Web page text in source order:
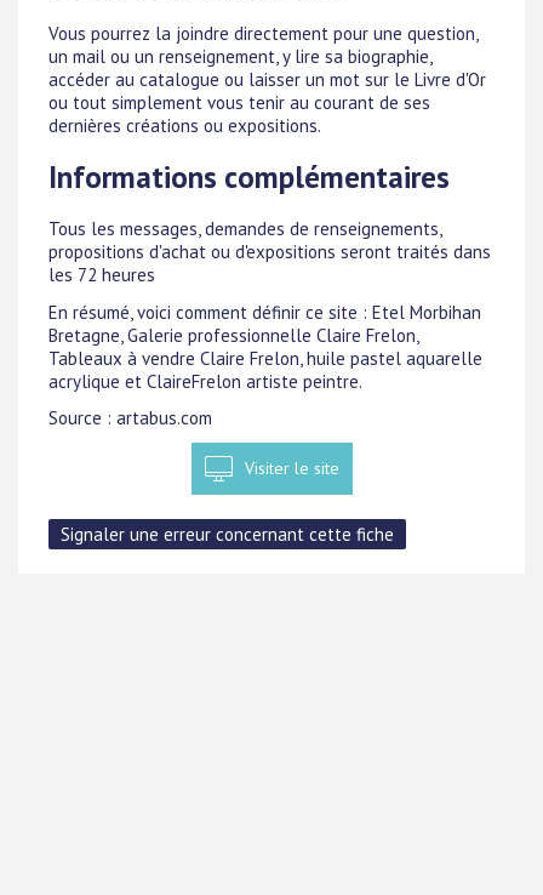
Vous pourrez la joindre directement pour une question,
un mail ou un renseignement, y lire sa biographie,
accéder au catalogue ou laisser un mot sur le Livre d'Or
ou tout simplement vous tenir au courant de ses
dernières créations ou expositions.
Informations complémentaires
Tous les messages, demandes de renseignements,
propositions d'achat ou d'expositions seront traités dans
les 72 heures
En résumé, voici comment définir ce site : Etel Morbihan
Bretagne, Galerie professionnelle Claire Frelon,
Tableaux à vendre Claire Frelon, huile pastel aquarelle
acrylique et ClaireFrelon artiste peintre.
Source : artabus.com
Visiter le site